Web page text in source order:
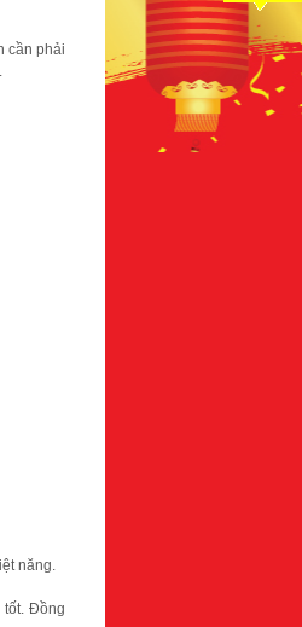
cần phải
năng.
tốt. Đồng